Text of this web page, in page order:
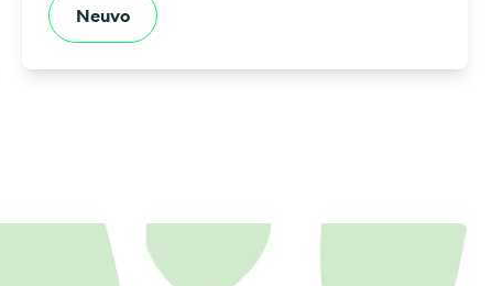
Neuvo